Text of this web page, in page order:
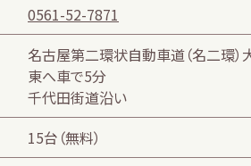
0561-52-7871
名古屋第二環状自動車道（名二環）
東へ車で5分
千代田街道沿い
15台（無料）